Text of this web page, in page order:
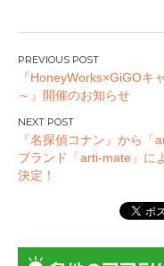
投
稿
ナ
ビ
ゲ
ー
ン
『HoneyWorks×GiGOキ
～』開催のお知らせ
『名探偵コナン』から
ブランド「arti-mate」に
決定！